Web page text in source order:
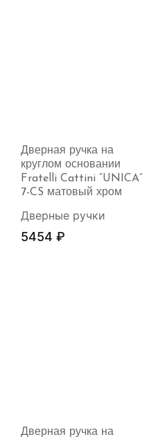
Дверная ручка на
круглом основании
Fratelli Cattini “UNICA”
7-CS матовый хром
Дверные ручки
5454 ₽
Дверная ручка на